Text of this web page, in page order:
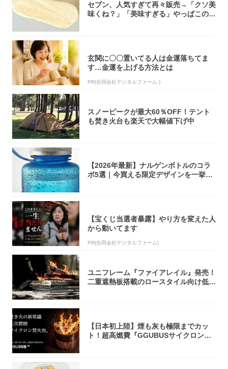
セブン、人気すぎて再々販売→「クソ美
味くね？」「美味すぎる」やっぱこのク
玄関に〇〇置いてる人は金運落ちてま
す…金運を上げる方法とは
PR(合同会社デジタルファーム )
スノーピークが最大60％OFF！テント
も焚き火台も楽天で大幅値下げ中
【2026年最新】ナルゲンボトルのコラ
ボ5選｜今買える限定デザインを一挙紹
【宝くじ当選者暴露】やり方を変えた人
から動いてます
PR(合同会社デジタルファーム)
ユニフレーム『ファイアレイル』発売！
二重遮熱板搭載のロースタイル向け低型
【日本初上陸】煙も灰も極限までカッ
ト！超高燃費『GGUBUSサイクロン焚